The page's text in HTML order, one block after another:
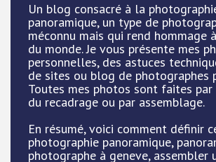
Un blog consacré à la
panoramique, un type de
méconnu mais qui rend hommage
du monde. Je vous présente mes
personnelles, des astuces
de sites ou blog de photographes
Toutes mes photos sont faites
du recadrage ou par assemblage.
En résumé, voici comment définir
photographie panoramique,
photographe à geneve, assembler